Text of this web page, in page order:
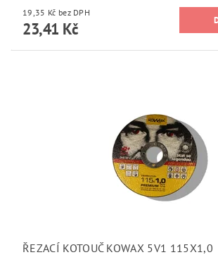
19,35 Kč bez DPH
23,41 Kč
ŘEZACÍ KOTOUČ KOWAX 5V1 115X1,0